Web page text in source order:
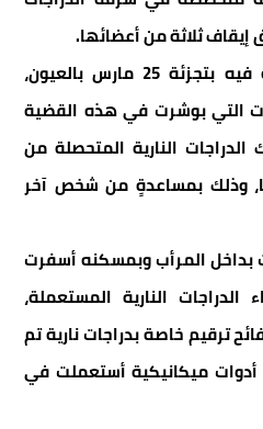
إيقاف ثلاثة من أعضائها.
وقد أمكن توقيف المشتبه فيه بتجزئة 25 مارس بالعيون،
التي بوشرت في هذه القضية
النارية المتحصلة من
وذلك بمساعدةٍ من شخص آخر
بداخل المرأب وبمسكنه أسفرت
النارية المستعملة،
ترقيم خاصة بدراجات نارية تم
أدوات ميكانيكية أستعملت في